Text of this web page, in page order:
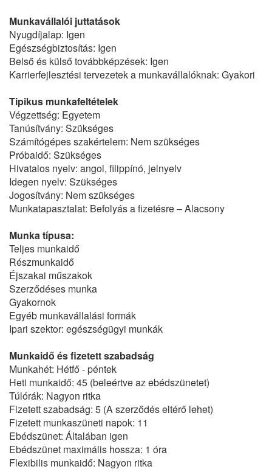
Munkavállalói juttatások
Nyugdíjalap: Igen
Egészségbiztosítás: Igen
Belső és külső továbbképzések: Igen
Karrierfejlesztési tervezetek a munkavállalóknak: Gyakori
Tipikus munkafeltételek
Végzettség: Egyetem
Tanúsítvány: Szükséges
Számítógépes szakértelem: Nem szükséges
Próbaidő: Szükséges
Hivatalos nyelv: angol, filippínó, jelnyelv
Idegen nyelv: Szükséges
Jogosítvány: Nem szükséges
Munkatapasztalat: Befolyás a fizetésre – Alacsony
Munka típusa:
Teljes munkaidő
Részmunkaidő
Éjszakai műszakok
Szerződéses munka
Gyakornok
Egyéb munkavállalási formák
Ipari szektor: egészségügyi munkák
Munkaidő és fizetett szabadság
Munkahét: Hétfő - péntek
Heti munkaidő: 45 (beleértve az ebédszünetet)
Túlórák: Nagyon ritka
Fizetett szabadság: 5 (A szerződés eltérő lehet)
Fizetett munkaszüneti napok: 11
Ebédszünet: Általában igen
Ebédszünet maximális hossza: 1 óra
Flexibilis munkaidő: Nagyon ritka